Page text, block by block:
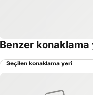
Benzer konaklama
Seçilen konaklama yeri